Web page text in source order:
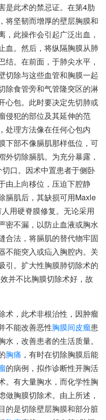
是此术的禁忌证。在第4肋
将坚韧而增厚的壁层胸膜和
，此操作会引起广泛出血，
血。然后，将纵隔胸膜从肺
结。在前面，于肺尖水平，
切除与这些血管和胸膜一起
除食管旁和气管隆突区的淋
心包。此时要决定先切肺或
侵犯的部位及其延伸的范
处理方法像在任何心包内
下部不像膈肌那样低位，可
切除膈肌。为充分暴露，
口。因术中置患者于侧卧
由上向移位，压迫下腔静
膈肌后，其缺损可用Maxle
用硬脊膜修复。无论采用
密不漏，以防止血液或胸水
合法，将膈肌的替代物牢固
不能突入或疝入胸腔内。关
引。扩大性胸膜肺切除术的
并不比胸膜切除术好，故
术，此术非根治性，因肿瘤
不能改善恶性胸膜间皮瘤患
，改善患者的生活质量。
胸痛 ，有时在切除胸膜后能
的病例，拟作诊断性开胸活
。有大量胸水，而化学性胸
做胸膜切除术。由上所述，
的是切除壁层胸膜和部分脏